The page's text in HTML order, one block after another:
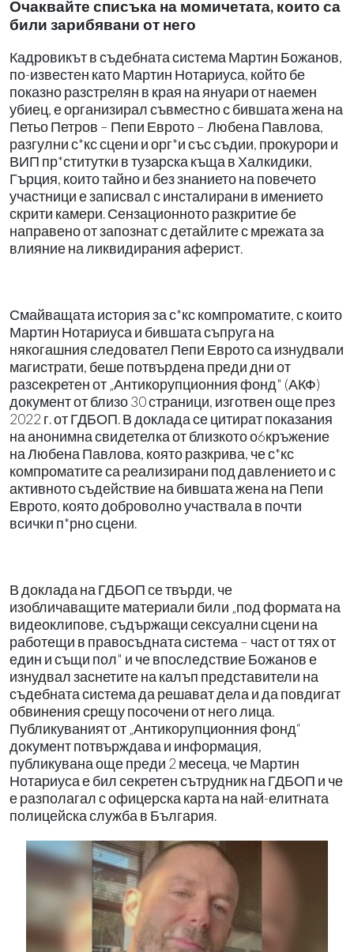
Очаквайте списъка на момичетата, които са
били зарибявани от него
Кадровикът в съдебната система Мартин Божанов,
по-известен като Мартин Нотариуса, който бе
показно разстрелян в края на януари от наемен
убиец, е организирал съвместно с бившата жена на
Петьо Петров – Пепи Еврото – Любена Павлова,
разгулни с*кс сцени и орг*и със съдии, прокурори и
ВИП пр*ститутки в тузарска къща в Халкидики,
Гърция, които тайно и без знанието на повечето
участници е записвал с инсталирани в имението
скрити камери. Сензационното разкритие бе
направено от запознат с детайлите с мрежата за
влияние на ликвидирания аферист.
Смайващата история за с*кс компроматите, с които
Мартин Нотариуса и бившата съпруга на
някогашния следовател Пепи Еврото са изнудвали
магистрати, беше потвърдена преди дни от
разсекретен от „Антикорупционния фонд" (АКФ)
документ от близо 30 страници, изготвен още през
2022 г. от ГДБОП. В доклада се цитират показания
на анонимна свидетелка от близкото о6кръжение
на Любена Павлова, която разкрива, че с*кс
компроматите са реализирани под давлението и с
активното съдействие на бившата жена на Пепи
Еврото, която доброволно участвала в почти
всички п*рно сцени.
В доклада на ГДБОП се твърди, че
изобличаващите материали били „под формата на
видеоклипове, съдържащи сексуални сцени на
работещи в правосъдната система – част от тях от
един и същи пол" и че впоследствие Божанов е
изнудвал заснетите на калъп представители на
съдебната система да решават дела и да повдигат
обвинения срещу посочени от него лица.
Публикуваният от „Антикорупционния фонд“
документ потвърждава и информация,
публикувана още преди 2 месеца, че Мартин
Нотариуса е бил секретен сътрудник на ГДБОП и че
е разполагал с офицерска карта на най-елитната
полицейска служба в България.